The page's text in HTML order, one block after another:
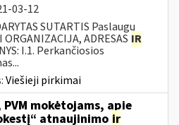
03-12
SUTARTIS Paslaugų
ADRESAS IR
I.1. Perkančiosios
Viešieji pirkimai
mokėtojams, apie
atnaujinimo ir